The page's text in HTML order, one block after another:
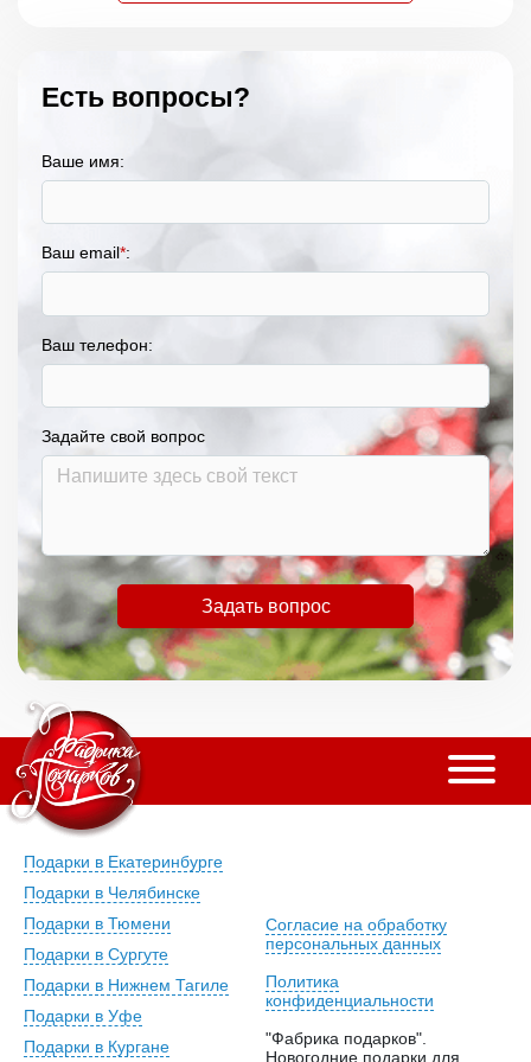
Есть вопросы?
Ваше имя:
Ваш email*:
Ваш телефон:
Задайте свой вопрос
Задать вопрос
Подарки в Екатеринбурге
Подарки в Челябинске
Подарки в Тюмени
Подарки в Сургуте
Подарки в Нижнем Тагиле
Подарки в Уфе
Подарки в Кургане
Согласие на обработку
персональных данных
Политика
конфиденциальности
"Фабрика подарков".
Новогодние подарки для